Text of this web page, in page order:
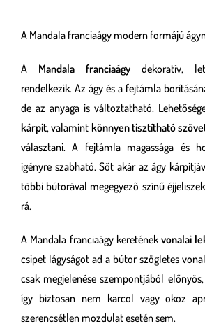
A Mandala franciaágy modern formájú
A Mandala franciaágy dekoratív,
rendelkezik. Az ágy és a fejtámla
de az anyaga is változtatható.
kárpit, valamint könnyen tisztítható
választani. A fejtámla magassága és
igényre szabható. Sőt akár az ágy
többi bútorával megegyező színű
rá.
A Mandala franciaágy kereténekvonalai
csipet lágyságot ad a bútor szögletes
csak megjelenése szempontjából
így biztosan nem karcol vagy okoz
szerencsétlen mozdulat esetén sem.